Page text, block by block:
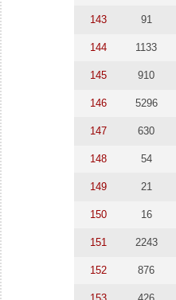
143 91
144 1133
145 910
146 5296
147 630
148 54
149 21
150 16
151 2243
152 876